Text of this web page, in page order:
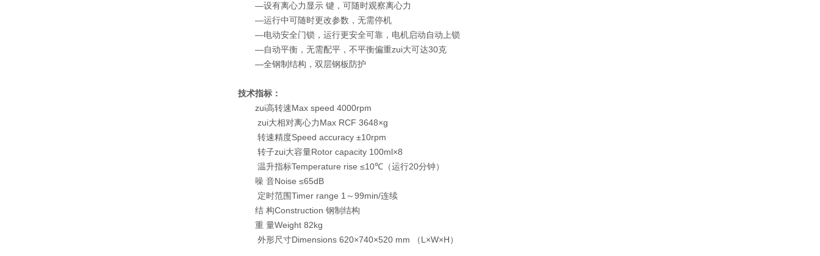
—设有离心力显示 键，可随时观察离心力
—运行中可随时更改参数，无需停机
—电动安全门锁，运行更安全可靠，电机启动自动上锁
—自动平衡，无需配平，不平衡偏重zui大可达30克
—全钢制结构，双层钢板防护
技术指标：
zui高转速Max speed 4000rpm
zui大相对离心力Max RCF 3648×g
转速精度Speed accuracy ±10rpm
转子zui大容量Rotor capacity 100ml×8
温升指标Temperature rise ≤10℃（运行20分钟）
噪 音Noise ≤65dB
定时范围Timer range 1～99min/连续
结 构Construction 钢制结构
重 量Weight 82kg
外形尺寸Dimensions 620×740×520 mm （L×W×H）